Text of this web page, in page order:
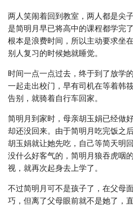
两人笑闹着回到教室，两人都是尖
是简明月早已将高中的课程都学完
根本是浪费时间，所以主动要求坐
别人复习的时候她就睡觉。
时间一点一点过去，终于到了放学
一起走出校门，早有司机在等着韩
告别，就骑着自行车回家。
简明月到家时，母亲胡玉娟已经做
却还没回来。由于简明月吃完饭之
胡玉娟就让她先吃，自己等简天明
没什么好客气的，简明月狼吞虎咽
视，就再次起身去上学了。
不过简明月可不是孩子了，在父母
巧，但离了父母眼前就不是她了，